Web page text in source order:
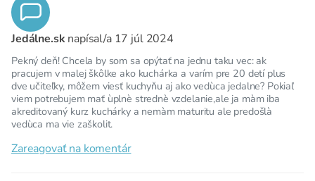
Jedálne.sk napísal/a 17 júl 2024
Pekný deň! Chcela by som sa opýtať na jednu taku vec: ak
pracujem v malej škôlke ako kuchárka a varím pre 20 detí plus
dve učiteľky, môžem viesť kuchyňu aj ako vedùca jedalne? Pokiaľ
viem potrebujem mať ùplnè strednè vzdelanie,ale ja màm iba
akreditovaný kurz kuchárky a nemàm maturitu ale predošlà
vedùca ma vie zaškolit.
Zareagovať na komentár